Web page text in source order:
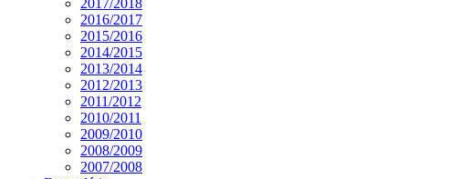
2017/2018
2016/2017
2015/2016
2014/2015
2013/2014
2012/2013
2011/2012
2010/2011
2009/2010
2008/2009
2007/2008